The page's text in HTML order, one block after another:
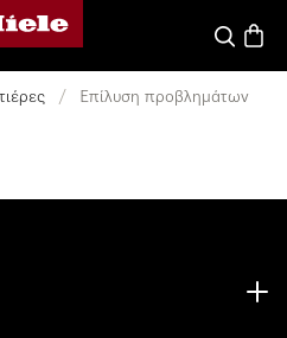
σελίδα της Miele
/ Επίλυση προβλημάτων